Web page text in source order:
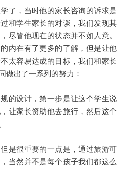
了，当时他的家长咨询的诉求是
和学生家长的对谈，我们发现其
尽管他现在的状态并不如人意。
内在有了更多的了解，但是让他
太容易达成的目标，我们和家长
做出了一系列的努力：
的设计，第一步是让这个学生说
让家长资助他去旅行，然后这个
是很重要的一点是，通过旅游可
当然并不是每个孩子我们都这么